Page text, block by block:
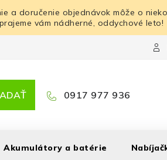
a doručenie objednávok môže o
vám nádherné, oddychové leto!
0917 977 936
Akumulátory a batérie